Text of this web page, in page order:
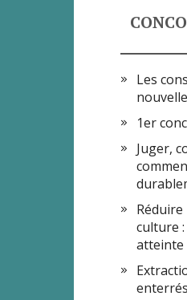
Les
1er
Juger,
Réduire
culture
atteinte
enterrés